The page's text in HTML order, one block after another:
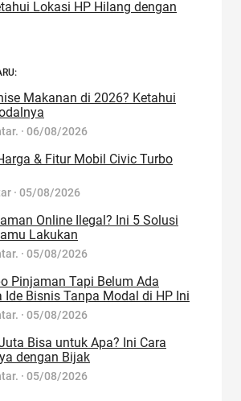
Lokasi HP Hilang dengan
Makanan di 2026? Ketahui
· 06/08/2026
& Fitur Mobil Civic Turbo
· 05/08/2026
Online Ilegal? Ini 5 Solusi
Lakukan
· 05/08/2026
Pinjaman Tapi Belum Ada
Ide Bisnis Tanpa Modal di HP Ini
· 05/08/2026
Bisa untuk Apa? Ini Cara
dengan Bijak
· 05/08/2026